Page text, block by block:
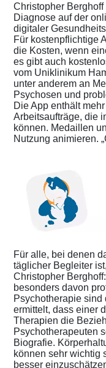
Christopher
Diagnose auf der
digitaler
Für kostenpflichtige
die Kosten, wenn
es gibt auch
vom Uniklinikum
unter anderem an
Psychosen und
Die App enthält
Arbeitsaufträge, die
können. Medaillen
Nutzung animieren.
Für alle, bei denen
täglicher Begleiter
Christopher
besonders davon
Psychotherapie sind
ermittelt, dass einer
Therapien die
Psychotherapeuten
Biografie.
können sehr wichtig
besser